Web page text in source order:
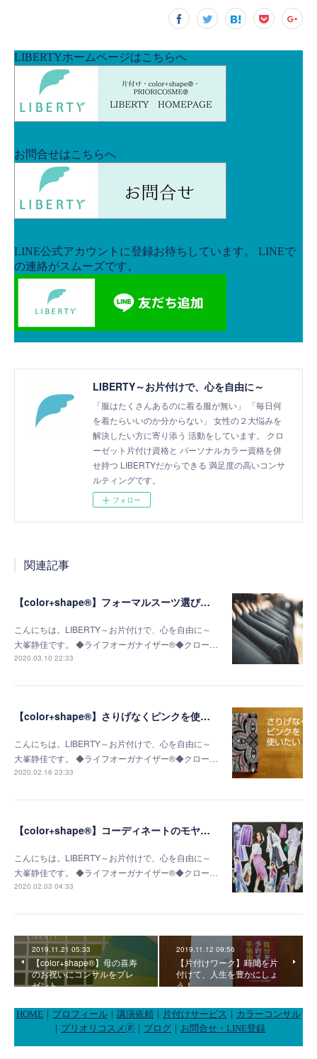
LIBERTY～お片付けで、心を自由に～
「服はたくさんあるのに着る服が無い」 「毎日何
を着たらいいのか分からない」 女性の２大悩みを
解決したい方に寄り添う 活動をしています。 クロ
ーゼット片付け資格と パーソナルカラー資格を併
せ持つ LIBERTYだからできる 満足度の高いコンサ
ルティングです。
フォロー
関連記事
【color+shape®】フォーマルスーツ選びの成功の秘訣は「似合う明るさ」がポイント
こんにちは。LIBERTY～お片付けで、心を自由に～
大峯静佳です。 ◆ライフオーガナイザー®◆クロー…
2020.03.10 22:33
【color+shape®】さりげなくピンクを使いたい！40歳からの大人コーデ
こんにちは。LIBERTY～お片付けで、心を自由に～
大峯静佳です。 ◆ライフオーガナイザー®◆クロー…
2020.02.16 23:33
【color+shape®】コーディネートのモヤモヤが無くなりました！
こんにちは。LIBERTY～お片付けで、心を自由に～
大峯静佳です。 ◆ライフオーガナイザー®◆クロー…
2020.02.03 04:33
2019.11.21 05:33
【color+shape®】母の喜寿
のお祝いにコンサルをプレ
ゼント
2019.11.12 09:56
【片付けワーク】時間を片
付けて、人生を豊かにしょ
う！